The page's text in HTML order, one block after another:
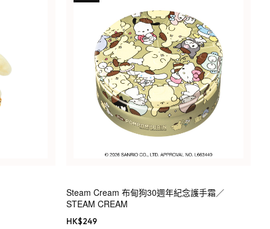
Steam Cream 布甸狗30週年紀念護手霜／
STEAM CREAM
HK$249